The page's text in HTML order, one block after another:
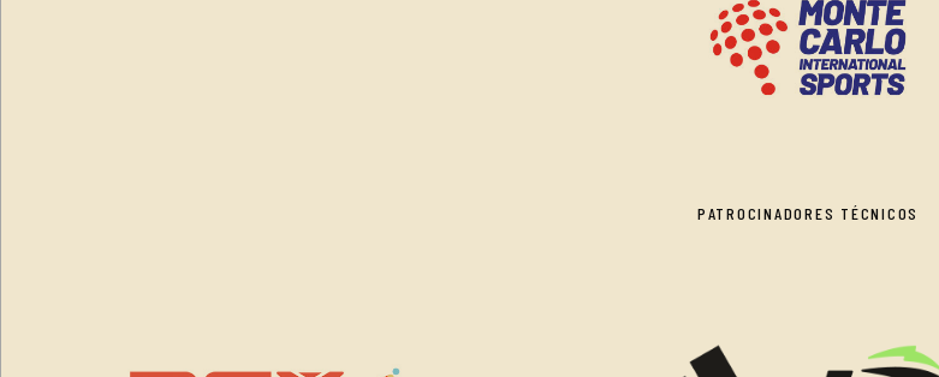
PATROCINADORES TÉCNICOS